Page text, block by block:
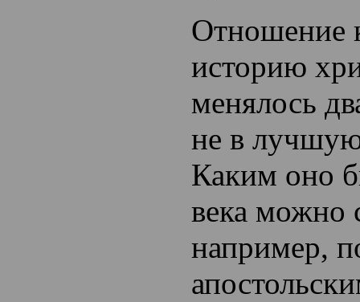
Отношение
историю
менялось
не в
Каким оно
века можно
например,